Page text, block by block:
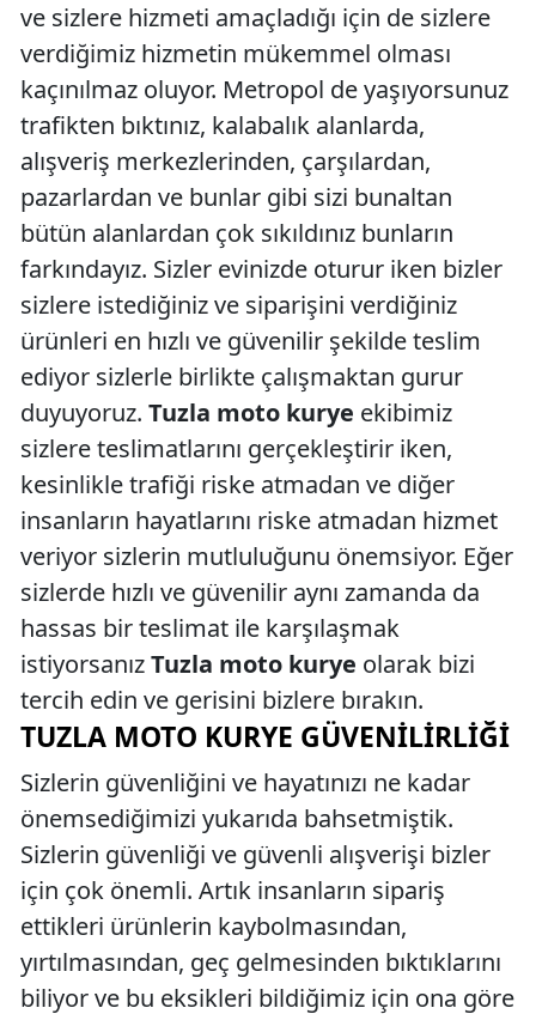
ve sizlere hizmeti amaçladığı için de sizlere
verdiğimiz hizmetin mükemmel olması
kaçınılmaz oluyor. Metropol de yaşıyorsunuz
trafikten bıktınız, kalabalık alanlarda,
alışveriş merkezlerinden, çarşılardan,
pazarlardan ve bunlar gibi sizi bunaltan
bütün alanlardan çok sıkıldınız bunların
farkındayız. Sizler evinizde oturur iken bizler
sizlere istediğiniz ve siparişini verdiğiniz
ürünleri en hızlı ve güvenilir şekilde teslim
ediyor sizlerle birlikte çalışmaktan gurur
duyuyoruz. Tuzla moto kurye ekibimiz
sizlere teslimatlarını gerçekleştirir iken,
kesinlikle trafiği riske atmadan ve diğer
insanların hayatlarını riske atmadan hizmet
veriyor sizlerin mutluluğunu önemsiyor. Eğer
sizlerde hızlı ve güvenilir aynı zamanda da
hassas bir teslimat ile karşılaşmak
istiyorsanızTuzla moto kurye olarak bizi
tercih edin ve gerisini bizlere bırakın.
TUZLA MOTO KURYE GÜVENILIRLIĞI
Sizlerin güvenliğini ve hayatınızı ne kadar
önemsediğimizi yukarıda bahsetmiştik.
Sizlerin güvenliği ve güvenli alışverişi bizler
için çok önemli. Artık insanların sipariş
ettikleri ürünlerin kaybolmasından,
yırtılmasından, geç gelmesinden bıktıklarını
biliyor ve bu eksikleri bildiğimiz için ona göre